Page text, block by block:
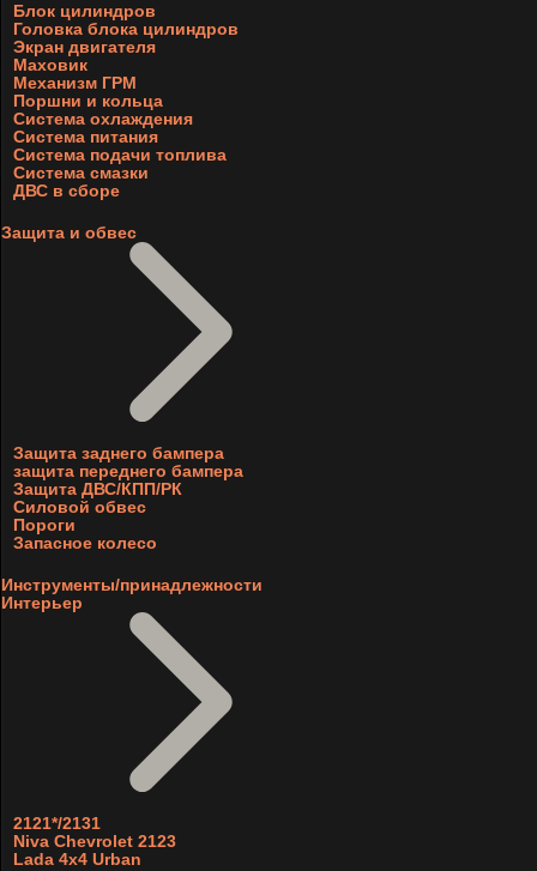
Блок цилиндров
Головка блока цилиндров
Экран двигателя
Маховик
Механизм ГРМ
Поршни и кольца
Система охлаждения
Система питания
Система подачи топлива
Система смазки
ДВС в сборе
Защита и обвес
Защита заднего бампера
защита переднего бампера
Защита ДВС/КПП/РК
Силовой обвес
Пороги
Запасное колесо
Инструменты/принадлежности
Интерьер
2121*/2131
Niva Chevrolet 2123
Lada 4x4 Urban